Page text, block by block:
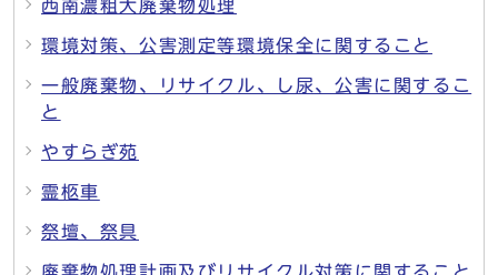
西南濃粗大廃棄物処理
環境対策、公害測定等環境保全に関すること
一般廃棄物、リサイクル、し尿、公害に関するこ
と
やすらぎ苑
霊柩車
祭壇、祭具